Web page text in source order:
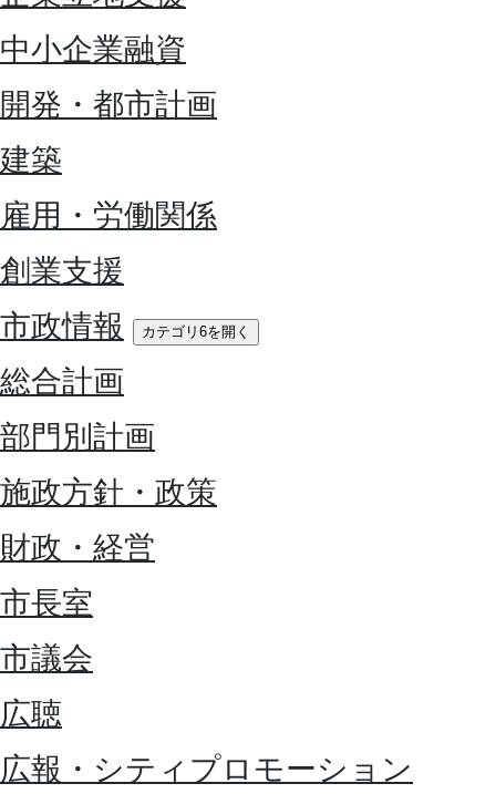
中小企業融資
開発・都市計画
建築
雇用・労働関係
創業支援
市政情報
カテゴリ6を開く
総合計画
部門別計画
施政方針・政策
財政・経営
市長室
市議会
広聴
広報・シティプロモーション